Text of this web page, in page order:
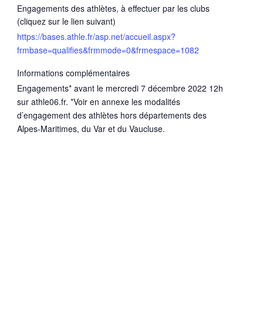
Engagements des athlètes, à effectuer par les clubs
(cliquez sur le lien suivant)
https://bases.athle.fr/asp.net/accueil.aspx?
frmbase=qualifies&frmmode=0&frmespace=1082
Informations complémentaires
Engagements* avant le mercredi 7 décembre 2022 12h
sur athle06.fr. *Voir en annexe les modalités
d’engagement des athlètes hors départements des
Alpes-Maritimes, du Var et du Vaucluse.